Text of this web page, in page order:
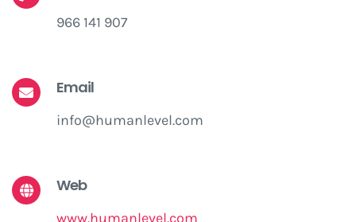
966 141 907
Email
info@humanlevel.com
Web
www.humanlevel.com